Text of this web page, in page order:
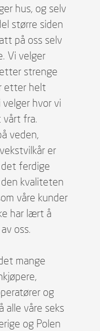
hus, og selv
større siden
på oss selv
Vi velger
strenge
etter helt
hvor vi
vårt fra.
veden,
er
ferdige
kvaliteten
våre kunder
har lært å
oss.
mange
og
alle våre seks
og Polen